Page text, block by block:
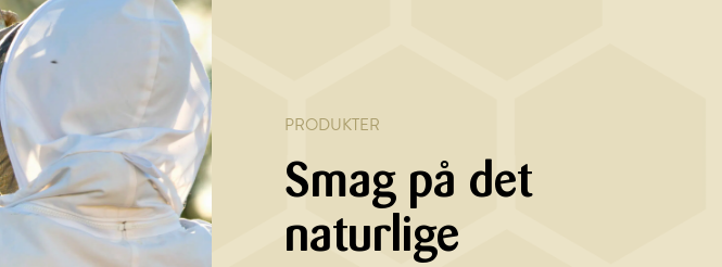
PRODUKTER
Smag på det
naturlige